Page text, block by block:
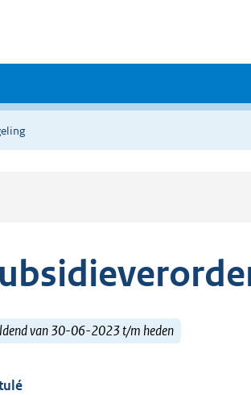
van 30-06-2023 t/m heden